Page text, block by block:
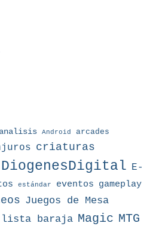
analisis Android arcades
criaturas
DiogenesDigital E-
estándar eventos gameplay
Juegos de Mesa
lista baraja Magic MTG